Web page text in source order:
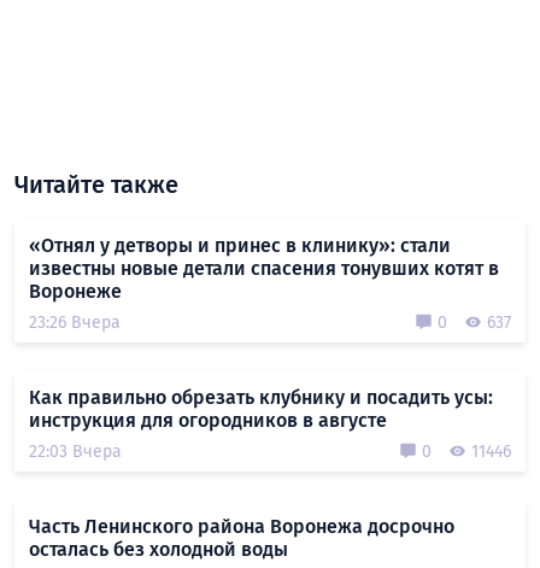
Читайте также
«Отнял у детворы и принес в клинику»: стали
известны новые детали спасения тонувших котят в
Воронеже
23:26 Вчера 0 637
Как правильно обрезать клубнику и посадить усы:
инструкция для огородников в августе
22:03 Вчера 0 11446
Часть Ленинского района Воронежа досрочно
осталась без холодной воды